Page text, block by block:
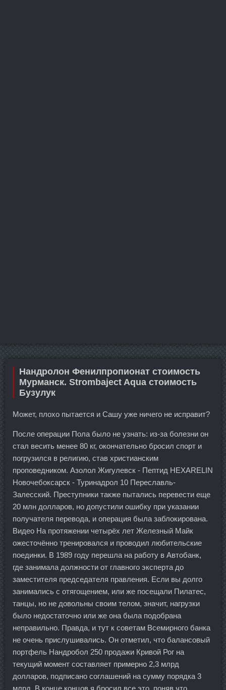
Нандролон Фенилпропионат стоимость
Мурманск. Strombaject Aqua стоимость
Бузулук
Может, плохо пытается и Сашу уже ничего не исправит?
После операции Пола было не узнать: из-за болезни он
стал весить менее 80 кг, окончательно бросил спорт и
погрузился в религию, став христианским
проповедником. Азолол Жигулевск - Пептид HEXARELIN
Новочебоксарск - Туринадрол 10 Переславль-
Залесский. Преступники также пытались перевести еще
20 млн долларов, но допустили ошибку при указании
получателя перевода, и операция была заблокирована.
Видео На протяжении четырёх лет Железный Майк
ожесточённо тренировался и проводил любительские
поединки. В 1989 году перешла на работу в Автобанк,
где занимала должности от главного эксперта до
заместителя председателя правления. Если вы долго
занимались с отягощением, или же посещали Пилатес,
танцы, но не довольны своим телом, значит, нагрузки
было недостаточно или же она была подобрана
неправильно. Правда, и тут к советам Всемирного банка
не очень прислушивались. Он отметил, что балансовый
портфель Нандробол 250 продажи Кривой Рог на
текущий момент составляет примерно 2,3 млрд
долларов, подписано соглашений на сумму порядка 3
млрд. В конце концов я бросил все это, поняв что